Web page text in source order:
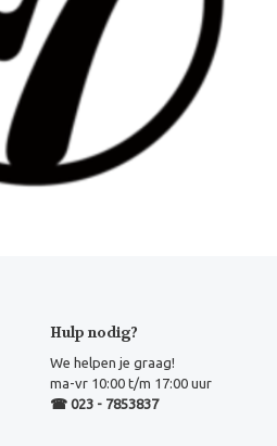
Hulp nodig?
We helpen je graag!
ma-vr 10:00 t/m 17:00 uur
☎ 023 - 7853837